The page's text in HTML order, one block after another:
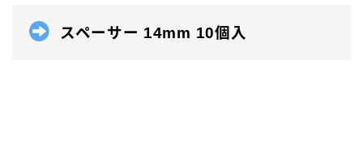
スペーサー 14mm 10個入